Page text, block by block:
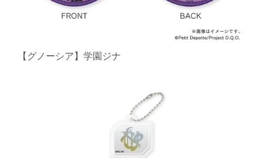
【グノーシア】学園ジナ